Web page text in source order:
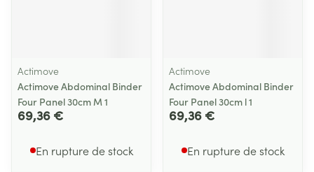
Actimove
Actimove Abdominal Binder
Four Panel 30cm M 1
69,36 €
En rupture de stock
Actimove
Actimove Abdominal Binder
Four Panel 30cm l 1
69,36 €
En rupture de stock